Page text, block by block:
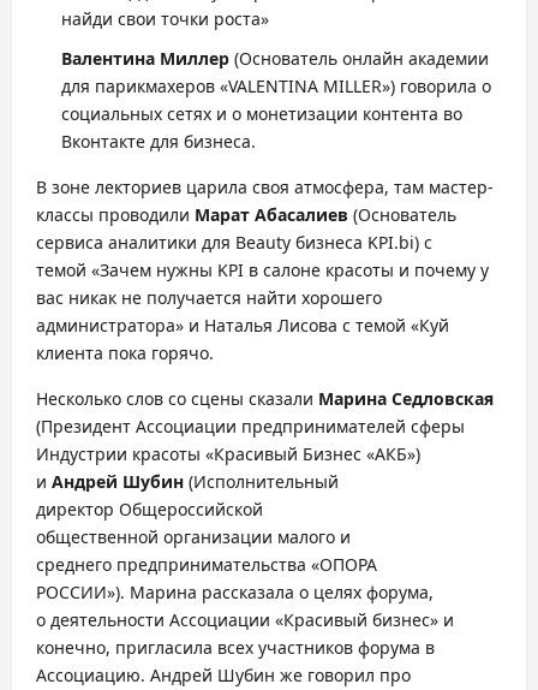
найди свои точки роста»
Валентина Миллер (Основатель онлайн академии
для парикмахеров «VALENTINA MILLER») говорила о
социальных сетях и о монетизации контента во
Вконтакте для бизнеса.
В зоне лекториев царила своя атмосфера, там мастер-
классы проводили Марат Абасалиев (Основатель
сервиса аналитики для Beauty бизнеса KPI.bi) с
темой «Зачем нужны KPI в салоне красоты и почему у
вас никак не получается найти хорошего
администратора» и Наталья Лисова с темой «Куй
клиента пока горячо.
Несколько слов со сцены сказали Марина Седловская
(Президент Ассоциации предпринимателей сферы
Индустрии красоты «Красивый Бизнес «АКБ»)
и Андрей Шубин (Исполнительный
директор Общероссийской
общественной организации малого и
среднего предпринимательства «ОПОРА
РОССИИ»). Марина рассказала о целях форума,
о деятельности Ассоциации «Красивый бизнес» и
конечно, пригласила всех участников форума в
Ассоциацию. Андрей Шубин же говорил про